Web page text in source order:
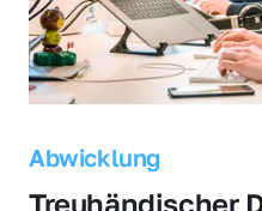
Abwicklung
Treuhändischer